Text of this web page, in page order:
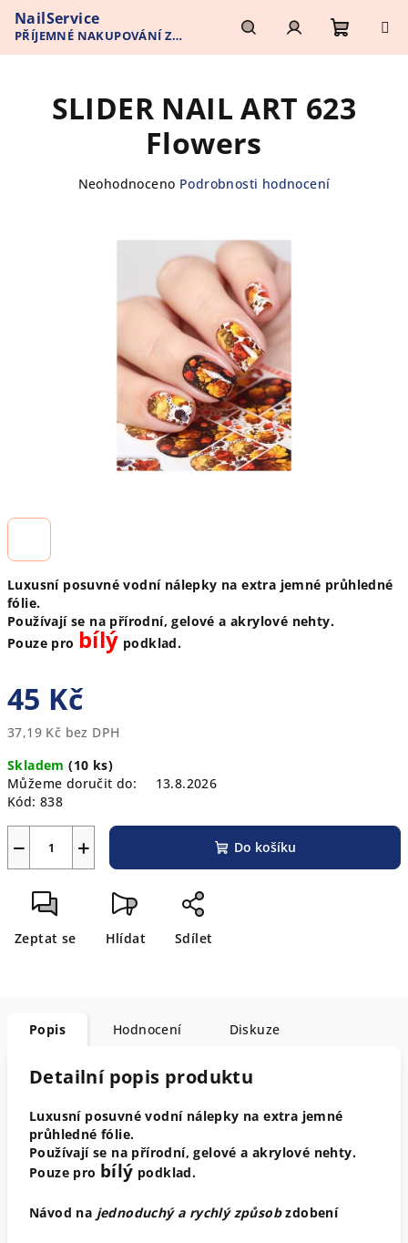
obsah
NailService
PŘÍJEMNÉ NAKUPOVÁNÍ Z
POHODLÍ VAŠEHO DOMOVA
HledatPřihlášení
košík
Luxusní posuvné vodní nálepky na extra jemné průhledné
fólie.
Používají se na přírodní, gelové a akrylové nehty.
Pouze pro bílý podklad.
45 Kč
37,19 Kč bez DPH
cena:
Skladem(10 ks)
Můžeme doručit do:
13.8.2026
Kód: 838
+
− Do košíku
Zeptat se Hlídat Sdílet
SLIDER NAIL ART 623
Flowers
Průměrné
Neohodnoceno Podrobnosti hodnocení
Popis Hodnocení Diskuze
Detailní popis produktu
Luxusní posuvné vodní nálepky na extra jemné
průhledné fólie.
Používají se na přírodní, gelové a akrylové nehty.
Pouze pro bílý podklad.
Návod na jednoduchý a rychlý způsobzdobení